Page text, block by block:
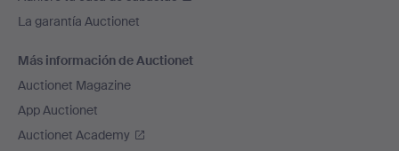
La garantía Auctionet
Más información de Auctionet
Auctionet Magazine
App Auctionet
Auctionet Academy